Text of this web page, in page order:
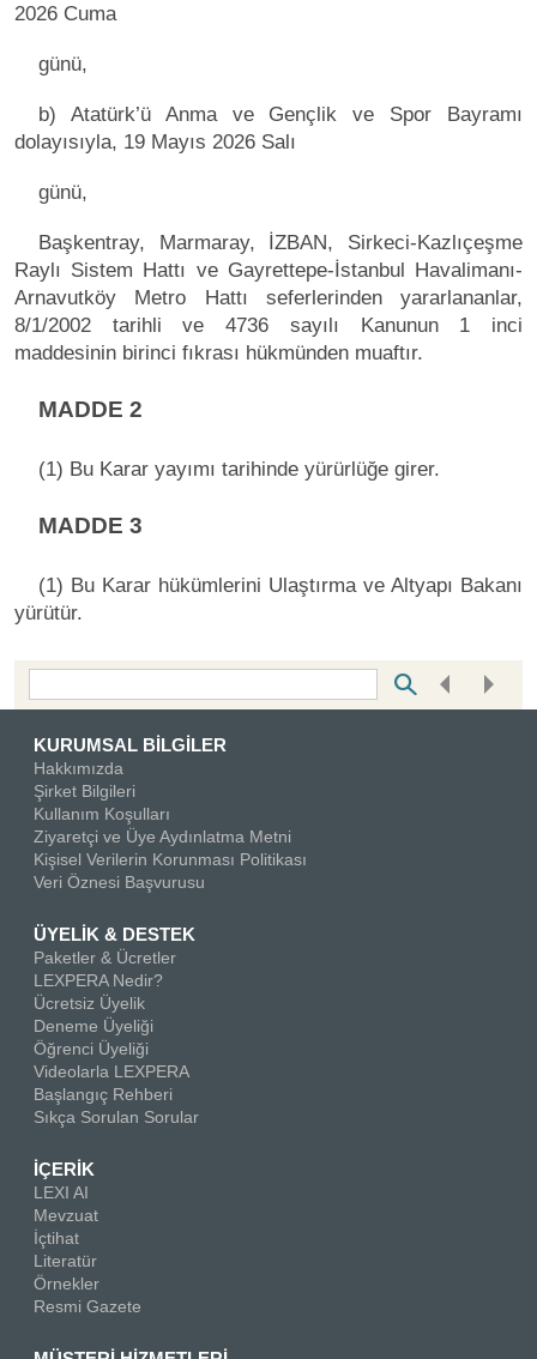
2026 Cuma
günü,
b) Atatürk’ü Anma ve Gençlik ve Spor Bayramı
dolayısıyla, 19 Mayıs 2026 Salı
günü,
Başkentray, Marmaray, İZBAN, Sirkeci-Kazlıçeşme
Raylı Sistem Hattı ve Gayrettepe-İstanbul Havalimanı-
Arnavutköy Metro Hattı seferlerinden yararlananlar,
8/1/2002 tarihli ve 4736 sayılı Kanunun 1 inci
maddesinin birinci fıkrası hükmünden muaftır.
MADDE 2
(1) Bu Karar yayımı tarihinde yürürlüğe girer.
MADDE 3
(1) Bu Karar hükümlerini Ulaştırma ve Altyapı Bakanı
yürütür.
KURUMSAL BİLGİLER
Hakkımızda
Şirket Bilgileri
Kullanım Koşulları
Ziyaretçi ve Üye Aydınlatma Metni
Kişisel Verilerin Korunması Politikası
Veri Öznesi Başvurusu
ÜYELİK & DESTEK
Paketler & Ücretler
LEXPERA Nedir?
Ücretsiz Üyelik
Deneme Üyeliği
Öğrenci Üyeliği
Videolarla LEXPERA
Başlangıç Rehberi
Sıkça Sorulan Sorular
İÇERİK
LEXI AI
Mevzuat
İçtihat
Literatür
Örnekler
Resmi Gazete